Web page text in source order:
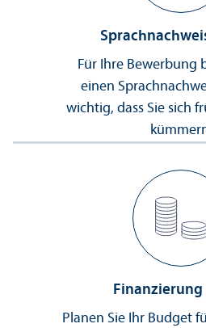
Für Ihre Bewerbung
einen
wichtig, dass Sie sich
Finanzierung
Planen Sie Ihr Budget